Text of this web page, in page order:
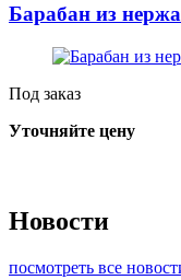
Барабан из
Под заказ
Уточняйте цену
Новости
посмотреть все